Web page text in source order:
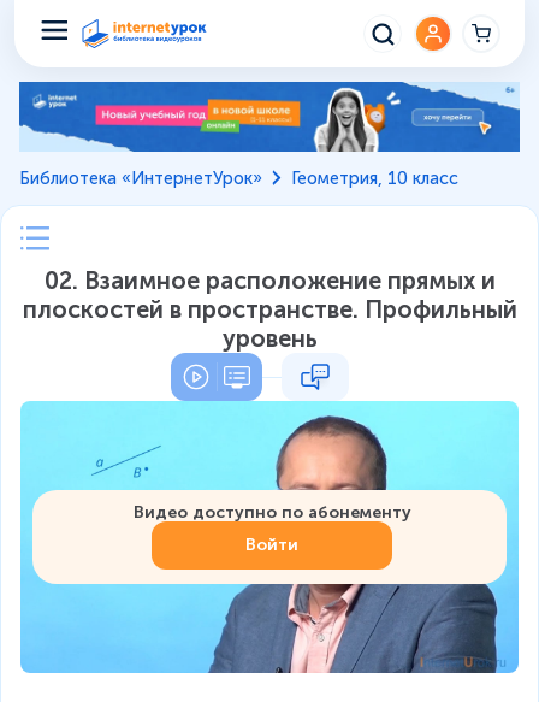
Библиотека «ИнтернетУрок» Геометрия, 10 класс
02. Взаимное расположение прямых и
плоскостей в пространстве. Профильный
уровень
Видео доступно по абонементу
Войти